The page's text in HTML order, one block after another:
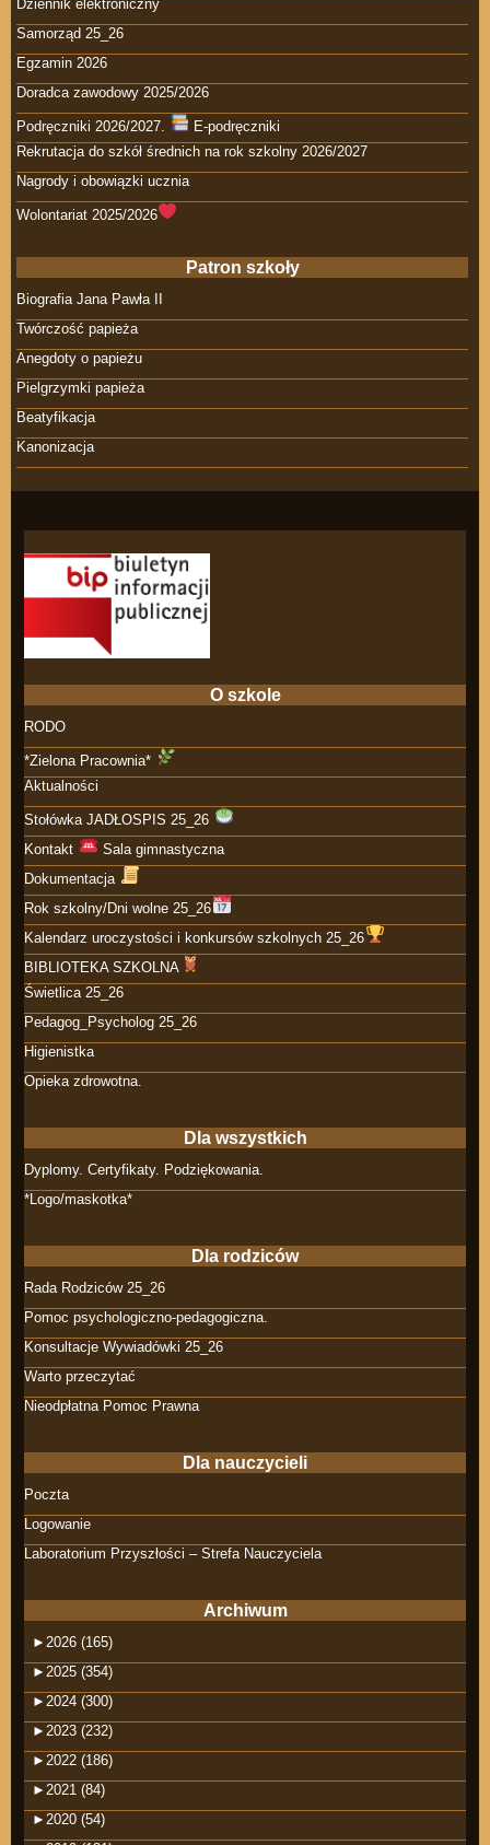
Dziennik elektroniczny
Samorząd 25_26
Egzamin 2026
Doradca zawodowy 2025/2026
Podręczniki 2026/2027.
E-podręczniki
Rekrutacja do szkół średnich na rok szkolny 2026/2027
Nagrody i obowiązki ucznia
Wolontariat 2025/2026
Patron szkoły
Biografia Jana Pawła II
Twórczość papieża
Anegdoty o papieżu
Pielgrzymki papieża
Beatyfikacja
Kanonizacja
O szkole
RODO
*Zielona Pracownia*
Aktualności
Stołówka JADŁOSPIS 25_26
Kontakt
Sala gimnastyczna
Dokumentacja
Rok szkolny/Dni wolne 25_26
Kalendarz uroczystości i konkursów szkolnych 25_26
BIBLIOTEKA SZKOLNA
Świetlica 25_26
Pedagog_Psycholog 25_26
Higienistka
Opieka zdrowotna.
Dla wszystkich
Dyplomy. Certyfikaty. Podziękowania.
*Logo/maskotka*
Dla rodziców
Rada Rodziców 25_26
Pomoc psychologiczno-pedagogiczna.
Konsultacje Wywiadówki 25_26
Warto przeczytać
Nieodpłatna Pomoc Prawna
Dla nauczycieli
Poczta
Logowanie
Laboratorium Przyszłości – Strefa Nauczyciela
Archiwum
► 2026 (165)
► 2025 (354)
► 2024 (300)
► 2023 (232)
► 2022 (186)
► 2021 (84)
► 2020 (54)